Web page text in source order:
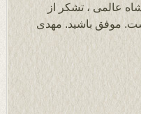
عالمی ، تشکر از
موفق باشید. مهدی